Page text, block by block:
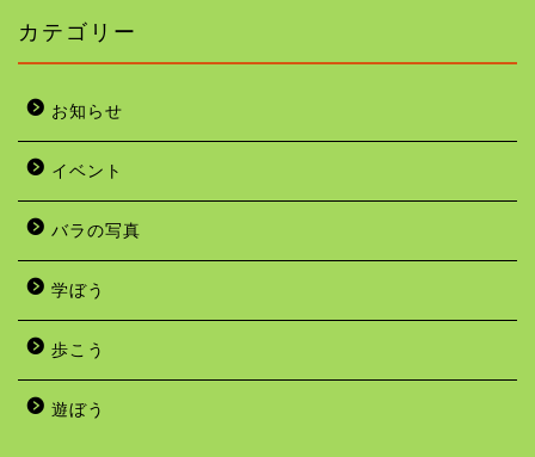
カテゴリー
お知らせ
イベント
バラの写真
学ぼう
歩こう
遊ぼう